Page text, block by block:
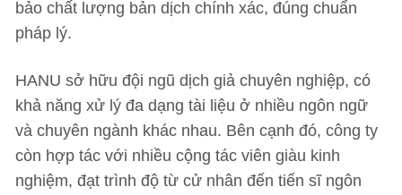
bảo chất lượng bản dịch chính xác, đúng chuẩn
pháp lý.
HANU sở hữu đội ngũ dịch giả chuyên nghiệp, có
khả năng xử lý đa dạng tài liệu ở nhiều ngôn ngữ
và chuyên ngành khác nhau. Bên cạnh đó, công ty
còn hợp tác với nhiều cộng tác viên giàu kinh
nghiệm, đạt trình độ từ cử nhân đến tiến sĩ ngôn